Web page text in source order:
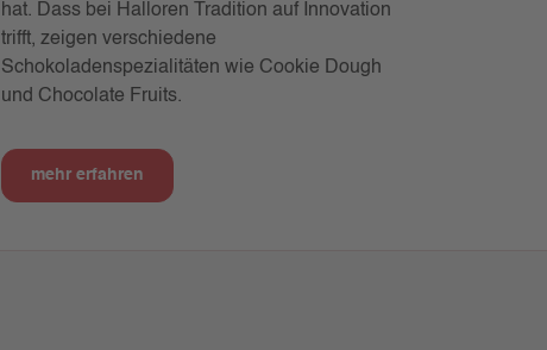
hat. Dass bei Halloren Tradition auf Innovation
trifft, zeigen verschiedene
Schokoladenspezialitäten wie Cookie Dough
und Chocolate Fruits.
mehr erfahren